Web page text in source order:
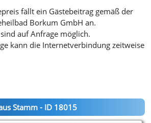
fällt ein Gästebeitrag gemäß der
Borkum GmbH an.
auf Anfrage möglich.
kann die Internetverbindung zeitweise
Stamm - ID 18015